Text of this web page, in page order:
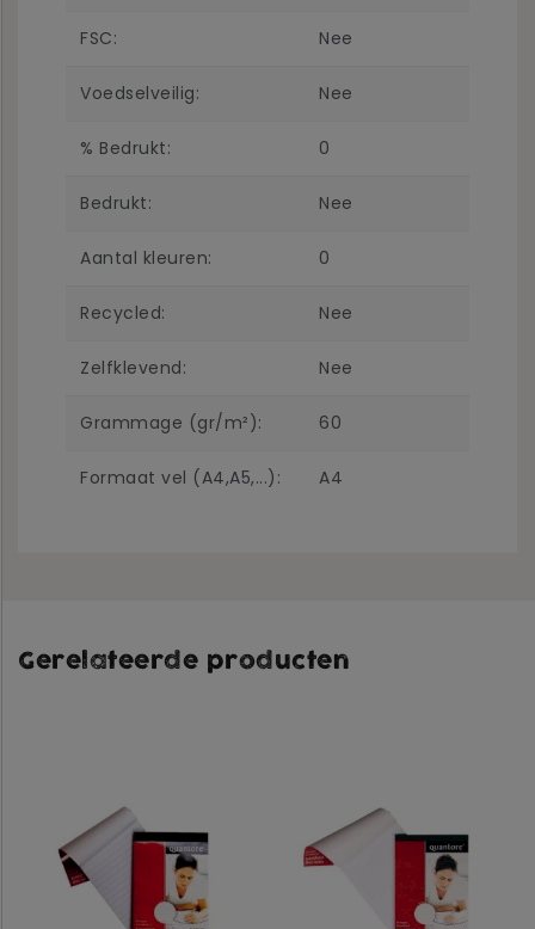
FSC: Nee
Voedselveilig: Nee
% Bedrukt: 0
Bedrukt: Nee
Aantal kleuren: 0
Recycled: Nee
Zelfklevend: Nee
Grammage (gr/m²): 60
Formaat vel (A4,A5,...): A4
Gerelateerde producten